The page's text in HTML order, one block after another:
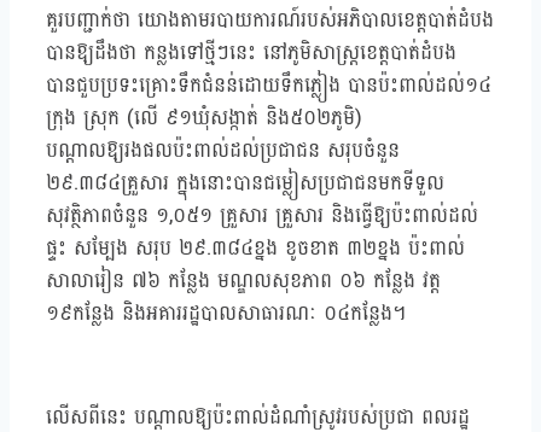
គួរបញ្ជាក់ថា យោងតាមរបាយការណ៍របស់អភិបាលខេត្តបាត់ដំបង
បានឱ្យដឹងថា កន្លងទៅថ្មីៗនេះ នៅភូមិសាស្ត្រខេត្តបាត់ដំបង
បានជួបប្រទះគ្រោះទឹកជំនន់ដោយទឹកភ្លៀង បានប៉ះពាល់ដល់១៤
ក្រុង ស្រុក (លើ ៩១ឃុំសង្កាត់ និង៥០២ភូមិ)
បណ្ដាលឱ្យរងផលប៉ះពាល់ដល់ប្រជាជន សរុបចំនួន
២៩.៣៨៤គ្រួសារ ក្នុងនោះបានជម្លៀសប្រជាជនមកទីទួល
សុវត្ថិភាពចំនួន ១,០៥១ គ្រួសារ គ្រួសារ និងធ្វើឱ្យប៉ះពាល់ដល់
ផ្ទះ សម្បែង សរុប ២៩.៣៨៤ខ្នង ខូចខាត ៣២ខ្នង ប៉ះពាល់
សាលារៀន ៧៦ កន្លែង មណ្ឌលសុខភាព ០៦ កន្លែង វត្ត
១៩កន្លែង និងអគាររដ្ឋបាលសាធារណៈ ០៤កន្លែង។
លើសពីនេះ បណ្តាលឱ្យប៉ះពាល់ដំណាំស្រូវរបស់ប្រជា ពលរដ្ឋ